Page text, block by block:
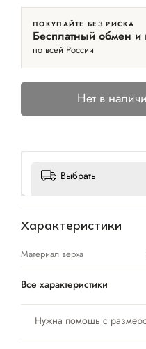
ПОКУПАЙТЕ БЕЗ РИСКА
Бесплатный обмен и
по всей России
Нет в
Выбрать
Нужна помощь с
Характеристики
Материал верха
Все характеристики